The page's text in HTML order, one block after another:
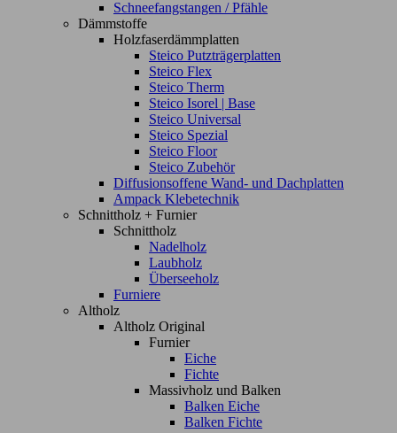
Schneefangstangen / Pfähle
Dämmstoffe
Holzfaserdämmplatten
Steico Putzträgerplatten
Steico Flex
Steico Therm
Steico Isorel | Base
Steico Universal
Steico Spezial
Steico Floor
Steico Zubehör
Diffusionsoffene Wand- und Dachplatten
Ampack Klebetechnik
Schnittholz + Furnier
Schnittholz
Nadelholz
Laubholz
Überseeholz
Furniere
Altholz
Altholz Original
Furnier
Eiche
Fichte
Massivholz und Balken
Balken Eiche
Balken Fichte